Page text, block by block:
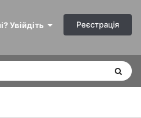
Увійдіть Реєстрація